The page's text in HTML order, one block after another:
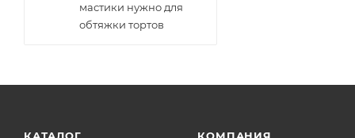
мастики нужно для
обтяжки тортов